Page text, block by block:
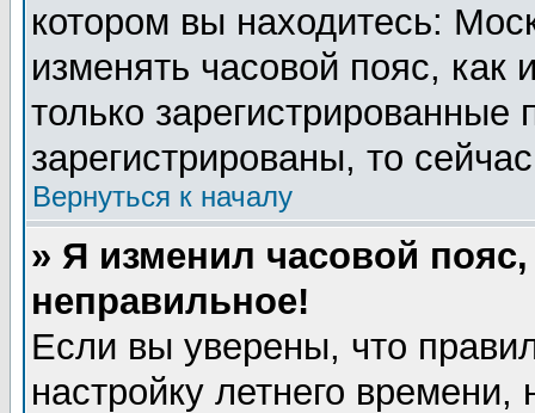
котором вы находитесь:
изменять часовой пояс, как
только
зарегистрированы, то
Вернуться к началу
» Я изменил часовой
неправильное!
Если вы уверены, что
настройку летнего